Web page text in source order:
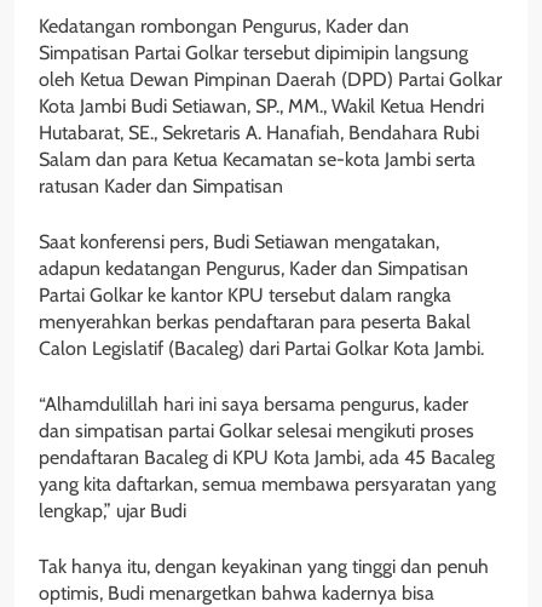
Kedatangan rombongan Pengurus, Kader dan
Simpatisan Partai Golkar tersebut dipimipin langsung
oleh Ketua Dewan Pimpinan Daerah (DPD) Partai Golkar
Kota Jambi Budi Setiawan, SP., MM., Wakil Ketua Hendri
Hutabarat, SE., Sekretaris A. Hanafiah, Bendahara Rubi
Salam dan para Ketua Kecamatan se-kota Jambi serta
ratusan Kader dan Simpatisan
Saat konferensi pers, Budi Setiawan mengatakan,
adapun kedatangan Pengurus, Kader dan Simpatisan
Partai Golkar ke kantor KPU tersebut dalam rangka
menyerahkan berkas pendaftaran para peserta Bakal
Calon Legislatif (Bacaleg) dari Partai Golkar Kota Jambi.
“Alhamdulillah hari ini saya bersama pengurus, kader
dan simpatisan partai Golkar selesai mengikuti proses
pendaftaran Bacaleg di KPU Kota Jambi, ada 45 Bacaleg
yang kita daftarkan, semua membawa persyaratan yang
lengkap,” ujar Budi
Tak hanya itu, dengan keyakinan yang tinggi dan penuh
optimis, Budi menargetkan bahwa kadernya bisa